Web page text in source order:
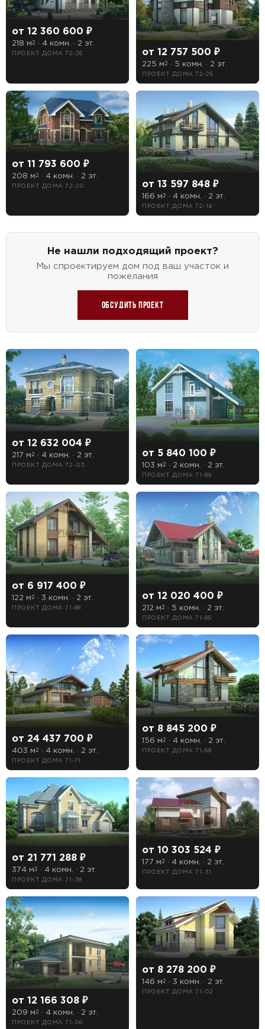
от 12 360 600 ₽
218 м 2 · 4 комн. · 2 эт.
ПРОЕКТ ДОМА 72-26 от 12 757 500 ₽
225 м 2 · 5 комн. · 2 эт.
ПРОЕКТ ДОМА 72-25
от 11 793 600 ₽
208 м 2 · 4 комн. · 2 эт.
ПРОЕКТ ДОМА 72-20 от 13 597 848 ₽
166 м2 · 4 комн. · 2 эт.
ПРОЕКТ ДОМА 72-14
Не нашли подходящий проект?
Мы спроектируем дом под ваш участок и
пожелания
Обсудить проект
от 12 632 004 ₽
217 м 2 · 4 комн. · 2 эт.
ПРОЕКТ ДОМА 72-03
от 5 840 100 ₽
103 м2 · 2 комн. · 2 эт.
ПРОЕКТ ДОМА 71-89
от 6 917 400 ₽
122 м 2 · 3 комн. · 2 эт.
ПРОЕКТ ДОМА 71-88
от 12 020 400 ₽
212 м2 · 5 комн. · 2 эт.
ПРОЕКТ ДОМА 71-85
от 24 437 700 ₽
403 м2 · 4 комн. · 2 эт.
ПРОЕКТ ДОМА 71-71
от 8 845 200 ₽
156 м 2 · 4 комн. · 2 эт.
ПРОЕКТ ДОМА 71-68
от 21 771 288 ₽
374 м 2 · 4 комн. · 2 эт.
ПРОЕКТ ДОМА 71-38
от 10 303 524 ₽
177 м 2 · 4 комн. · 2 эт.
ПРОЕКТ ДОМА 71-31
от 12 166 308 ₽
209 м 2 · 4 комн. · 2 эт.
ПРОЕКТ ДОМА 71-06
от 8 278 200 ₽
146 м 2 · 3 комн. · 2 эт.
ПРОЕКТ ДОМА 71-02
Есть
ПОИСК
УЗНАТЬ ТОЧНУЮ СТОИМОСТЬ
СТРОИТЕЛЬСТВА
Предпочтительный способ связи:
Звонок
Telegram MAX
Даю согласие на обработку персональных данныхи
подтверждаю, что ознакомлен(а) сполитикой
обработки персональных данных
Рассчитать стоимость